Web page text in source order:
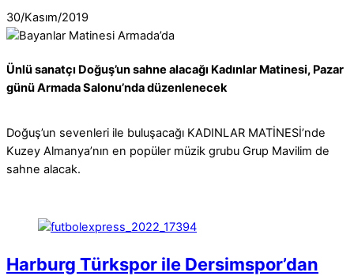
30/Kasım/2019
Ünlü sanatçı Doğuş’un sahne alacağı Kadınlar Matinesi, Pazar
günü Armada Salonu’nda düzenlenecek
Doğuş’un sevenleri ile buluşacağı KADINLAR MATİNESİ’nde
Kuzey Almanya’nın en popüler müzik grubu Grup Mavilim de
sahne alacak.
Harburg Türkspor ile Dersimspor’dan